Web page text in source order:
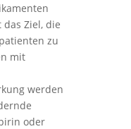
Ziel, die
zu
mit
werden
oder